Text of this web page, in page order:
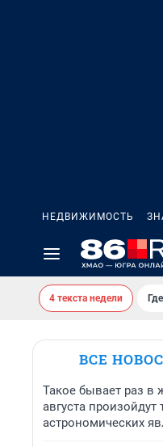
НЕДВИЖИМОСТЬ
4 текста недели
ВСЕ
Такое бывает раз в
августа произойдут
астрономических